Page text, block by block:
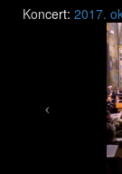
Koncert: 2017.
Mozart:
Mozart:
Previous